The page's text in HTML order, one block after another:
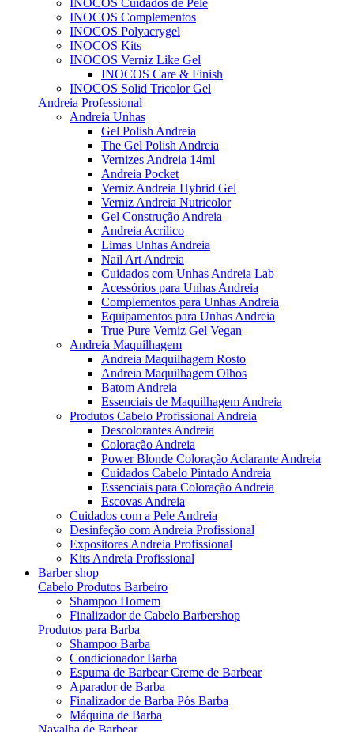
INOCOS Cuidados de Pele
INOCOS Complementos
INOCOS Polyacrygel
INOCOS Kits
INOCOS Verniz Like Gel
INOCOS Care & Finish
INOCOS Solid Tricolor Gel
Andreia Professional
Andreia Unhas
Gel Polish Andreia
The Gel Polish Andreia
Vernizes Andreia 14ml
Andreia Pocket
Verniz Andreia Hybrid Gel
Verniz Andreia Nutricolor
Gel Construção Andreia
Andreia Acrílico
Limas Unhas Andreia
Nail Art Andreia
Cuidados com Unhas Andreia Lab
Acessórios para Unhas Andreia
Complementos para Unhas Andreia
Equipamentos para Unhas Andreia
True Pure Verniz Gel Vegan
Andreia Maquilhagem
Andreia Maquilhagem Rosto
Andreia Maquilhagem Olhos
Batom Andreia
Essenciais de Maquilhagem Andreia
Produtos Cabelo Profissional Andreia
Descolorantes Andreia
Coloração Andreia
Power Blonde Coloração Aclarante Andreia
Cuidados Cabelo Pintado Andreia
Essenciais para Coloração Andreia
Escovas Andreia
Cuidados com a Pele Andreia
Desinfeção com Andreia Profissional
Expositores Andreia Profissional
Kits Andreia Profissional
Barber shop
Cabelo Produtos Barbeiro
Shampoo Homem
Finalizador de Cabelo Barbershop
Produtos para Barba
Shampoo Barba
Condicionador Barba
Espuma de Barbear Creme de Barbear
Aparador de Barba
Finalizador de Barba Pós Barba
Máquina de Barba
Navalha de Barbear